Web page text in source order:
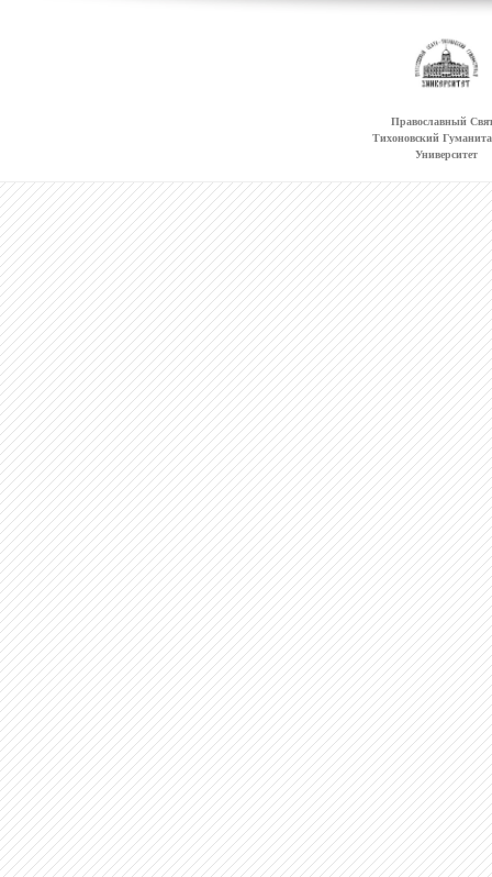
Православный
Тихоновский
Университет